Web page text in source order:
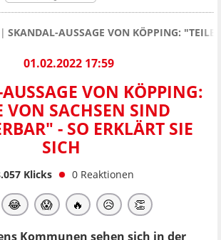
SKANDAL-AUSSAGE VON KÖPPING: "TEILE
01.02.2022 17:59
VON KÖPPING:
VON SACHSEN SIND
- SO ERKLÄRT SIE
SICH
Klicks 0 Reaktionen
😂 😱 🔥 😥 👏
Kommunen sehen sich in der